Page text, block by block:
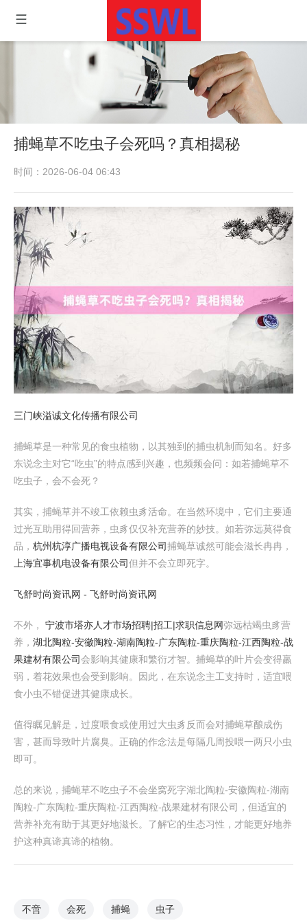
捕蝇草不吃虫子会死吗？真相揭秘
时间：2026-06-04 06:43
三门峡溢诚文化传播有限公司
捕蝇草是一种常见的食虫植物，以其独到的捕虫机制而知名。好多
东说念主对它“吃虫”的特点感到兴趣，也频频会问：如若捕蝇草不
吃虫子，会不会死？
其实，捕蝇草并不竣工依赖虫豸活命。在当然环境中，它们主要通
过光互助用得回营养，虫豸仅仅补充营养的妙技。如若弥远莫得食
品， 杭州杭淳广播电视设备有限公司捕蝇草诚然可能会滋长冉冉，
上海宜事机电设备有限公司但并不会立即死字。
飞舒时尚资讯网 - 飞舒时尚资讯网
不外， 宁波市塔亦人才市场招聘|招工|求职信息网弥远枯竭虫豸营
养， 湖北陶粒-安徽陶粒-湖南陶粒-广东陶粒-重庆陶粒-江西陶粒-战
果建材有限公司会影响其健康和繁衍才智。捕蝇草的叶片会变得羸
弱，着花效果也会受到影响。因此，在东说念主工支持时，适宜喂
食小虫不错促进其健康成长。
值得瞩见解是，过度喂食或使用过大虫豸反而会对捕蝇草酿成伤
害，甚而导致叶片腐臭。正确的作念法是每隔几周投喂一两只小虫
即可。
总的来说，捕蝇草不吃虫子不会坐窝死字湖北陶粒-安徽陶粒-湖南
陶粒-广东陶粒-重庆陶粒-江西陶粒-战果建材有限公司，但适宜的
营养补充有助于其更好地滋长。了解它的生态习性，才能更好地养
护这种真谛真谛的植物。
不啻 会死 捕蝇 虫子